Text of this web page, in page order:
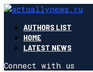
AUTHORS LIST
HOME
LATEST NEWS
Connect with us